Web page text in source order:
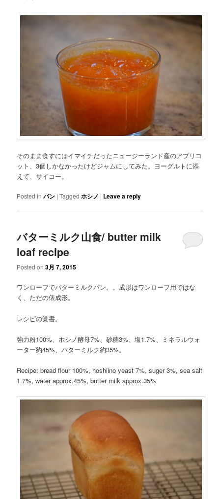
そのまま食すにはイマイチだったニュージーランド産のアプリコ
ット、3個しかなかったけどジャムにしてみた。ヨーグルトに添
えて、サイコー。
Posted in パン |Tagged ホシノ | Leave a reply
バターミルク山食/ butter milk
loaf recipe
Posted on3月 7, 2015
ワンローフでバターミルクパン。。成形はワンローフ用ではな
く、ただの俵成形。
レシピの覚書。
強力粉100%、ホシノ酵母7%、砂糖3%、塩1.7%、ミネラルウォ
ーター約45%、バターミルク約35%。
Recipe: bread flour 100%, hoshiino yeast 7%, suger 3%, sea salt
1.7%, water approx.45%, butter milk approx.35%